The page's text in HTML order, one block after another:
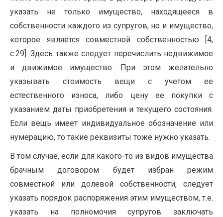
указать не только имущество, находящееся в
собственности каждого из супругов, но и имущество,
которое является сов­местной собственностью [4,
с.29]. Здесь также следует перечислить недвижимое
и движимое имущество. При этом желательно
указывать стоимость вещи с уче­том ее
естественного износа, либо цену ее покупки с
указанием даты приоб­ретения и текущего состояния.
Если вещь имеет индивидуальное обозначение или
нумерацию, то такие реквизиты тоже нужно указать.
В том случае, если для какого-то из видов имущества
брачным договором будет избран режим
совместной или долевой собственности, следует
указать порядок распоряжения этим имуществом, т.е.
указать на полномочия супру­гов заключать